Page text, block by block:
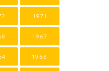
1971
1967
1963